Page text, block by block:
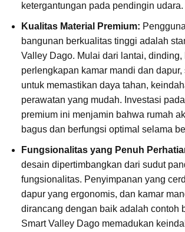
ketergantungan pada pendingin udara.
Kualitas Material Premium:
bangunan berkualitas tinggi adalah
Valley Dago. Mulai dari lantai, dinding,
perlengkapan kamar mandi dan
untuk memastikan daya tahan,
perawatan yang mudah. Investasi pada
premium ini menjamin bahwa rumah
bagus dan berfungsi optimal selama
Fungsionalitas yang Penuh
desain dipertimbangkan dari sudut
fungsionalitas. Penyimpanan yang
dapur yang ergonomis, dan kamar
dirancang dengan baik adalah contoh
Smart Valley Dago memadukan